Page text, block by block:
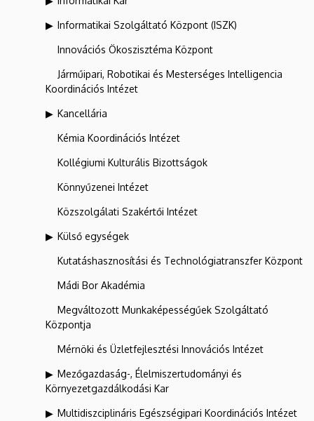
Informatikai Szolgáltató Központ (ISZK)
Innovációs Ökoszisztéma Központ
Járműipari, Robotikai és Mesterséges Intelligencia
Koordinációs Intézet
Kancellária
Kémia Koordinációs Intézet
Kollégiumi Kulturális Bizottságok
Könnyűzenei Intézet
Közszolgálati Szakértői Intézet
Külső egységek
Kutatáshasznosítási és Technológiatranszfer Központ
Mádi Bor Akadémia
Megváltozott Munkaképességűek Szolgáltató
Központja
Mérnöki és Üzletfejlesztési Innovációs Intézet
Mezőgazdaság-, Élelmiszertudományi és
Környezetgazdálkodási Kar
Multidiszciplináris Egészségipari Koordinációs Intézet